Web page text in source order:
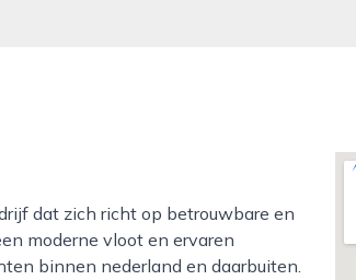
moderne vloot en ervaren
binnen nederland en daarbuiten.